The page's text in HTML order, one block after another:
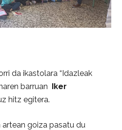
da ikastolara “Idazleak
barruan Iker
hitz egitera.
goiza pasatu du